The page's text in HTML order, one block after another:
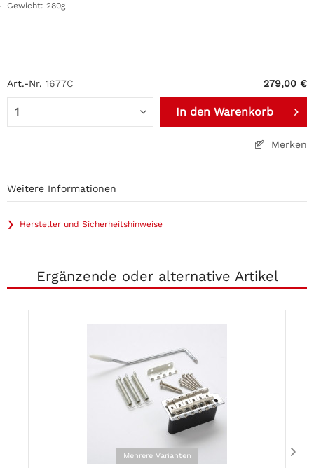
Art.-Nr. 1677C 279,00 €
In den Warenkorb
Merken
Gewicht: 280g
Weitere Informationen
❯ Hersteller und Sicherheitshinweise
Ergänzende oder alternative Artikel
Mehrere Varianten